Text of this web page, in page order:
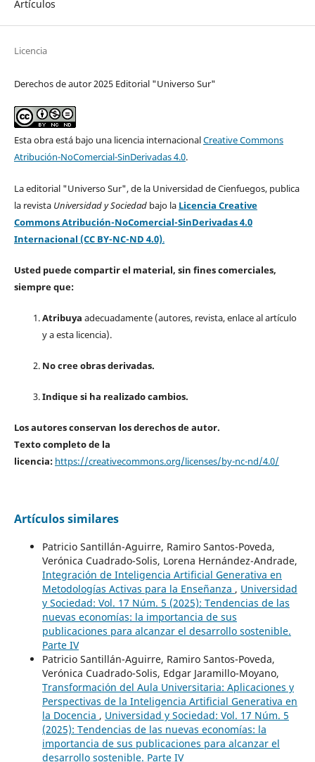
Artículos
Licencia
Derechos de autor 2025 Editorial "Universo Sur"
Esta obra está bajo una licencia internacionalCreative Commons
Atribución-NoComercial-SinDerivadas 4.0.
La editorial "Universo Sur", de la Universidad de Cienfuegos, publica
la revista Universidad y Sociedad bajo la Licencia Creative
Commons Atribución-NoComercial-SinDerivadas 4.0
Internacional (CC BY-NC-ND 4.0).
Usted puede compartir el material, sin fines comerciales,
siempre que:
Atribuya adecuadamente (autores, revista, enlace al artículo
y a esta licencia).
No cree obras derivadas.
Indique si ha realizado cambios.
Los autores conservan los derechos de autor.
Texto completo de la
licencia: https://creativecommons.org/licenses/by-nc-nd/4.0/
Artículos similares
Patricio Santillán-Aguirre, Ramiro Santos-Poveda,
Verónica Cuadrado-Solis, Lorena Hernández-Andrade,
Integración de Inteligencia Artificial Generativa en
Metodologías Activas para la Enseñanza , Universidad
y Sociedad: Vol. 17 Núm. 5 (2025): Tendencias de las
nuevas economías: la importancia de sus
publicaciones para alcanzar el desarrollo sostenible.
Parte IV
Patricio Santillán-Aguirre, Ramiro Santos-Poveda,
Verónica Cuadrado-Solis, Edgar Jaramillo-Moyano,
Transformación del Aula Universitaria: Aplicaciones y
Perspectivas de la Inteligencia Artificial Generativa en
la Docencia , Universidad y Sociedad: Vol. 17 Núm. 5
(2025): Tendencias de las nuevas economías: la
importancia de sus publicaciones para alcanzar el
desarrollo sostenible. Parte IV